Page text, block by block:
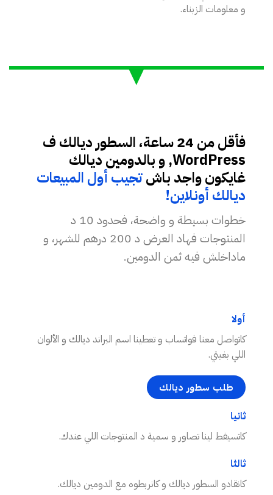
و معلومات الزبناء.
فأقل من 24 ساعة، السطور ديالك ف
WordPress, و بالدومين ديالك
غايكون واجد باشتجيب أول المبيعات
ديالك أونلاين!
خطوات بسيطة و واضحة، فحدود 10 د
المنتوجات فهاد العرض د 200 درهم للشهر، و
ماداخلش فيه ثمن الدومين.
أولا
كاتواصل معنا فواتساب و تعطينا اسم البراند ديالك و الألوان
اللي بغيتي.
طلب سطور ديالك
ثانيا
كاتسيفط لينا تصاور و سمية د المنتوجات اللي عندك.
ثالثا
كانقادو السطور ديالك و كانربطوه مع الدومين ديالك.